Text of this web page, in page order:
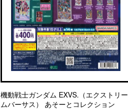
機動戦士ガンダム EXVS.（エクストリー
ムバーサス） あそーとコレクション